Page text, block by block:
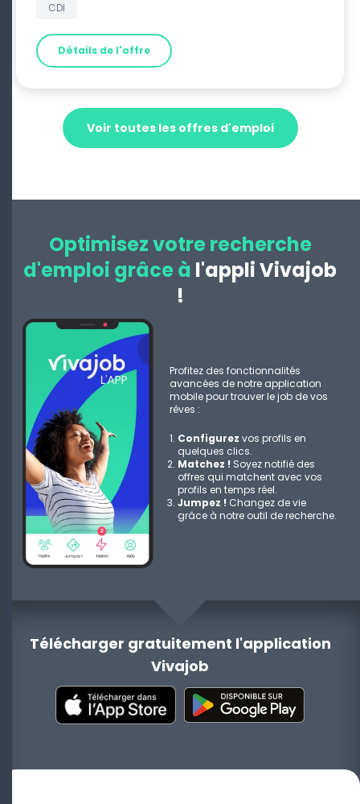
CDI
Détails de l'offre
Voir toutes les offres d'emploi
Optimisez votre recherche
d'emploi grâce à l'appli Vivajob
!
Profitez des fonctionnalités
avancées de notre application
mobile pour trouver le job de vos
rêves :
Configurez vos profils en
quelques clics.
Matchez ! Soyez notifié des
offres qui matchent avec vos
profils en temps réel.
Jumpez ! Changez de vie
grâce à notre outil de recherche.
Télécharger gratuitement l'application
Vivajob